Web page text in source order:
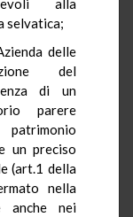
alla
selvatica;
delle
del
di un
parere
un preciso
(art.1 della
nella
anche nei